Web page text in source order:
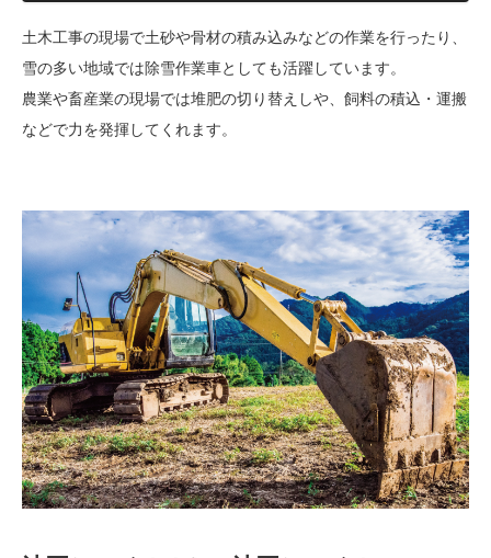
土木工事の現場で土砂や骨材の積み込みなどの作業を行ったり、
雪の多い地域では除雪作業車としても活躍しています。
農業や畜産業の現場では堆肥の切り替えしや、飼料の積込・運搬
などで力を発揮してくれます。